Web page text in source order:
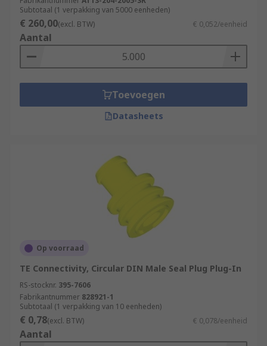
Subtotaal (1 verpakking van 5000 eenheden)
€ 260,00(excl. BTW) € 0,052/eenheid
Aantal
Toevoegen
Datasheets
Op voorraad
TE Connectivity, Circular DIN Male Seal Plug Plug-In
RS-stocknr. 395-7606
Fabrikantnummer 828921-1
Subtotaal (1 verpakking van 10 eenheden)
€ 0,78(excl. BTW) € 0,078/eenheid
Aantal